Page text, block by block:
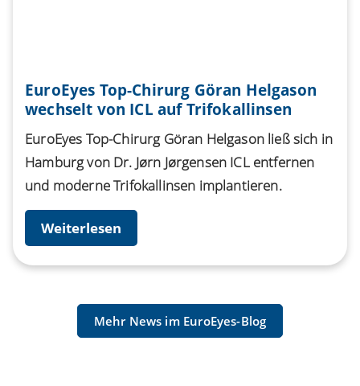
EuroEyes Top-Chirurg Göran Helgason
wechselt von ICL auf Trifokallinsen
EuroEyes Top-Chirurg Göran Helgason ließ sich in
Hamburg von Dr. Jørn Jørgensen ICL entfernen
und moderne Trifokallinsen implantieren.
Weiterlesen
Mehr News im EuroEyes-Blog